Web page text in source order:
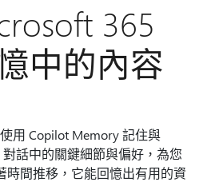
365
中的內容
用 Copilot Memory 記住與
話中的關鍵細節與偏好，為您
時間推移，它能回憶出有用的資